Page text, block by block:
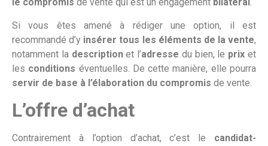
le compromis de vente qui est un engagement bilatéral .
Si vous êtes amené à rédiger une option, il est
recommandé d’y insérer tous les éléments de la vente,
notamment la descriptionet l’adresse du bien, le prix et
les conditions éventuelles. De cette manière, elle pourra
servir de base à l’élaboration du compromis de vente.
L’offre d’achat
Contrairement à l’option d’achat, c’est le candidat-